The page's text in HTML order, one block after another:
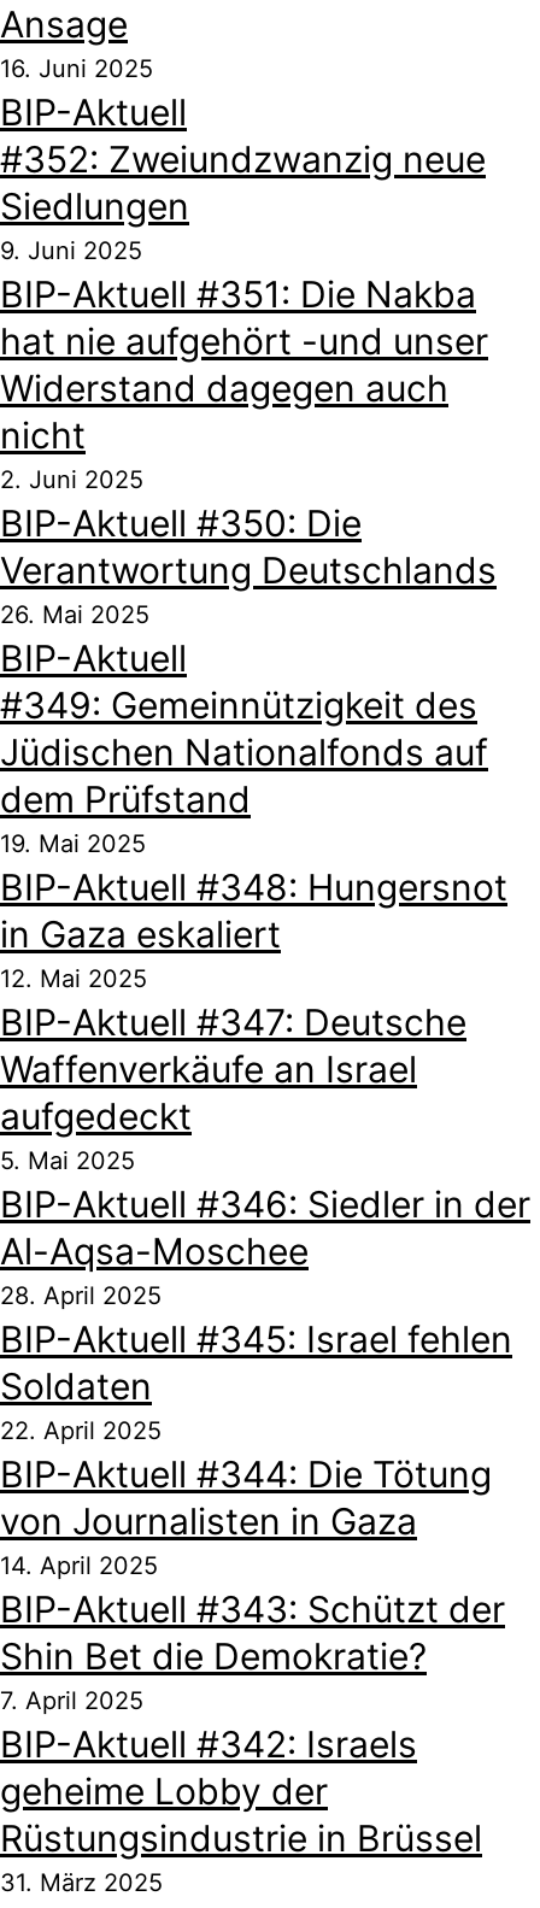
Ansage
16. Juni 2025
BIP-Aktuell
#352: Zweiundzwanzig neue
Siedlungen
9. Juni 2025
BIP-Aktuell #351: Die Nakba
hat nie aufgehört -und unser
Widerstand dagegen auch
nicht
2. Juni 2025
BIP-Aktuell #350: Die
Verantwortung Deutschlands
26. Mai 2025
BIP-Aktuell
#349: Gemeinnützigkeit des
Jüdischen Nationalfonds auf
dem Prüfstand
19. Mai 2025
BIP-Aktuell #348: Hungersnot
in Gaza eskaliert
12. Mai 2025
BIP-Aktuell #347: Deutsche
Waffenverkäufe an Israel
aufgedeckt
5. Mai 2025
BIP-Aktuell #346: Siedler in der
Al-Aqsa-Moschee
28. April 2025
BIP-Aktuell #345: Israel fehlen
Soldaten
22. April 2025
BIP-Aktuell #344: Die Tötung
von Journalisten in Gaza
14. April 2025
BIP-Aktuell #343: Schützt der
Shin Bet die Demokratie?
7. April 2025
BIP-Aktuell #342: Israels
geheime Lobby der
Rüstungsindustrie in Brüssel
31. März 2025